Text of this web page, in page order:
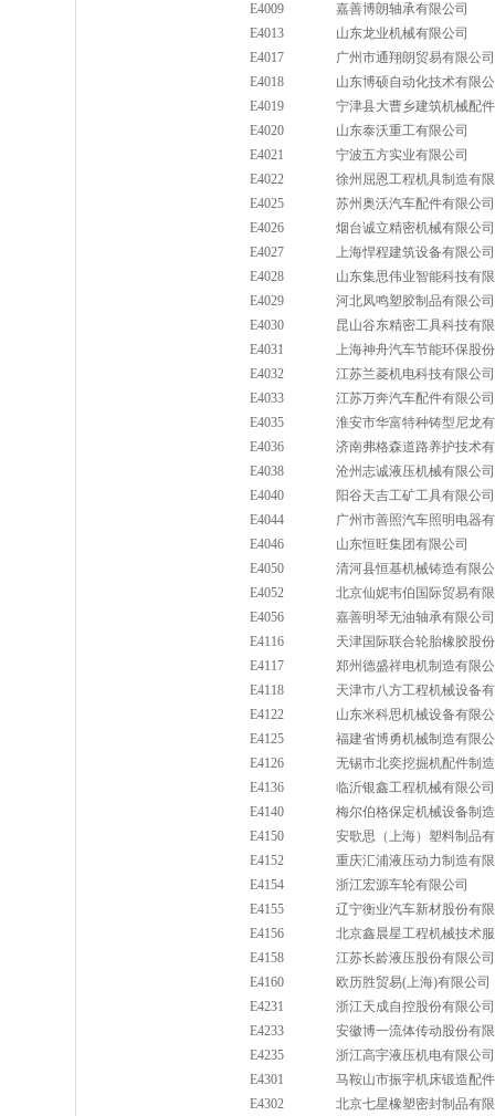
E4009
嘉善博朗轴承有限公司
E4013
山东龙业机械有限公司
E4017
广州市通翔朗贸易有限公司
E4018
山东博硕自动化技术有限
E4019
宁津县大曹乡建筑机械配
E4020
山东泰沃重工有限公司
E4021
宁波五方实业有限公司
E4022
徐州屈恩工程机具制造有
E4025
苏州奥沃汽车配件有限公司
E4026
烟台诚立精密机械有限公司
E4027
上海悍程建筑设备有限公司
E4028
山东集思伟业智能科技有
E4029
河北凤鸣塑胶制品有限公司
E4030
昆山谷东精密工具科技有
E4031
上海神舟汽车节能环保股
E4032
江苏兰菱机电科技有限公司
E4033
江苏万奔汽车配件有限公司
E4035
淮安市华富特种铸型尼龙
E4036
济南弗格森道路养护技术
E4038
沧州志诚液压机械有限公司
E4040
阳谷天吉工矿工具有限公司
E4044
广州市善照汽车照明电器
E4046
山东恒旺集团有限公司
E4050
清河县恒基机械铸造有限
E4052
北京仙妮韦伯国际贸易有
E4056
嘉善明琴无油轴承有限公司
E4116
天津国际联合轮胎橡胶股
E4117
郑州德盛祥电机制造有限
E4118
天津市八方工程机械设备
E4122
山东米科思机械设备有限
E4125
福建省博勇机械制造有限
E4126
无锡市北奕挖掘机配件制
E4136
临沂银鑫工程机械有限公司
E4140
梅尔伯格保定机械设备制
E4150
安歌思（上海）塑料制品
E4152
重庆汇浦液压动力制造有
E4154
浙江宏源车轮有限公司
E4155
辽宁衡业汽车新材股份有
E4156
北京鑫晨星工程机械技术
E4158
江苏长龄液压股份有限公司
E4160
欧历胜贸易(上海)有限公司
E4231
浙江天成自控股份有限公司
E4233
安徽博一流体传动股份有
E4235
浙江高宇液压机电有限公司
E4301
马鞍山市振宇机床锻造配
E4302
北京七星橡塑密封制品有